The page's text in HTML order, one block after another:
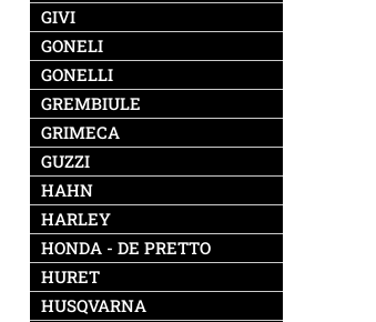
GIVI
GONELI
GONELLI
GREMBIULE
GRIMECA
GUZZI
HAHN
HARLEY
HONDA - DE PRETTO
HURET
HUSQVARNA